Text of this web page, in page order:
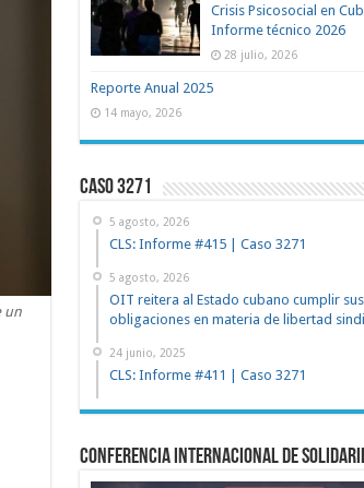
un
Crisis Psicosocial en
Informe técnico 2026
28 julio, 2026
Reporte Anual 2025
14 mayo, 2026
Caso 3271
5 agosto, 2026
CLS: Informe #415 | Caso 3271
5 agosto, 2026
OIT reitera al Estado cubano cumplir sus
obligaciones en materia de libertad
24 junio, 2025
CLS: Informe #411 | Caso 3271
Conferencia Internacional de